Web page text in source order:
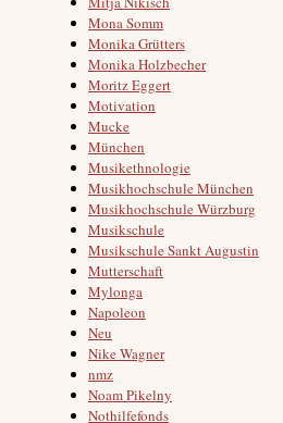
Mona Somm
Monika Grütters
Monika Holzbecher
Moritz Eggert
Motivation
Mucke
München
Musikethnologie
Musikhochschule München
Musikhochschule Würzburg
Musikschule
Musikschule Sankt Augustin
Mutterschaft
Mylonga
Napoleon
Neu
Nike Wagner
nmz
Noam Pikelny
Nothilfefonds